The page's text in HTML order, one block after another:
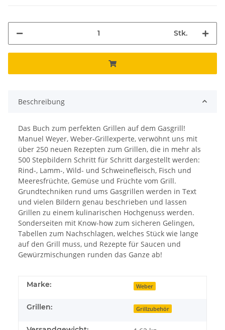
Stk.
Beschreibung
Das Buch zum perfekten Grillen auf dem Gasgrill!
Manuel Weyer, Weber-Grillexperte, verwöhnt uns mit
über 250 neuen Rezepten zum Grillen, die in mehr als
500 Stepbildern Schritt für Schritt dargestellt werden:
Rind-, Lamm-, Wild- und Schweinefleisch, Fisch und
Meeresfrüchte, Gemüse und Früchte vom Grill.
Grundtechniken rund ums Gasgrillen werden in Text
und vielen Bildern genau beschrieben und lassen
Grillen zu einem kulinarischen Hochgenuss werden.
Sonderseiten mit Know-how zum sicheren Gelingen,
Tabellen zum Nachschlagen, welches Stück wie lange
auf den Grill muss, und Rezepte für Saucen und
Gewürzmischungen runden das Ganze ab!
Marke: Weber
Grillen: Grillzubehör